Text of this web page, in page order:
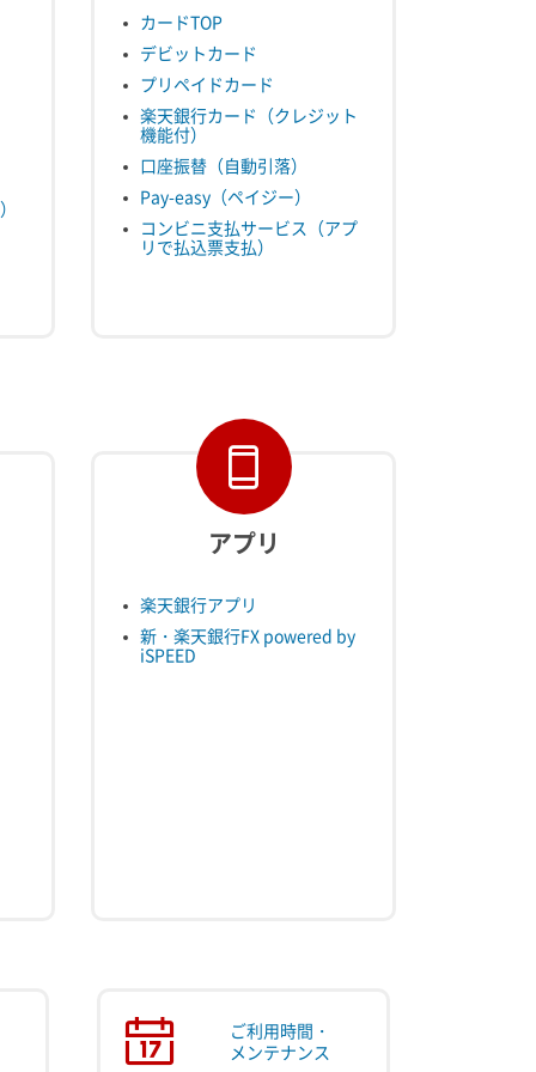
カードTOP
デビットカード
プリペイドカード
楽天銀行カード（クレジット
機能付）
口座振替（自動引落）
Pay-easy（ペイジー）
コンビニ支払サービス（アプ
リで払込票支払）
アプリ
楽天銀行アプリ
新・楽天銀行FX powered by
iSPEED
ご利用時間・
メンテナンス